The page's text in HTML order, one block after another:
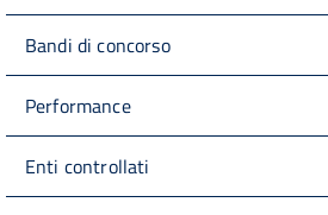
Bandi di concorso
Performance
Enti controllati